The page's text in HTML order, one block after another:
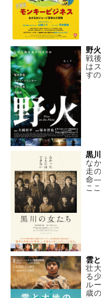
野
戦
は
す
黒
な
走
命―
こ
雲
壮
る
ル
歳